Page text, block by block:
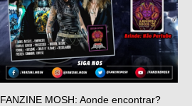
FANZINE MOSH: Aonde encontrar?